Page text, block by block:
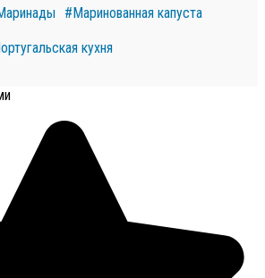
#Маринованная капуста
кухня